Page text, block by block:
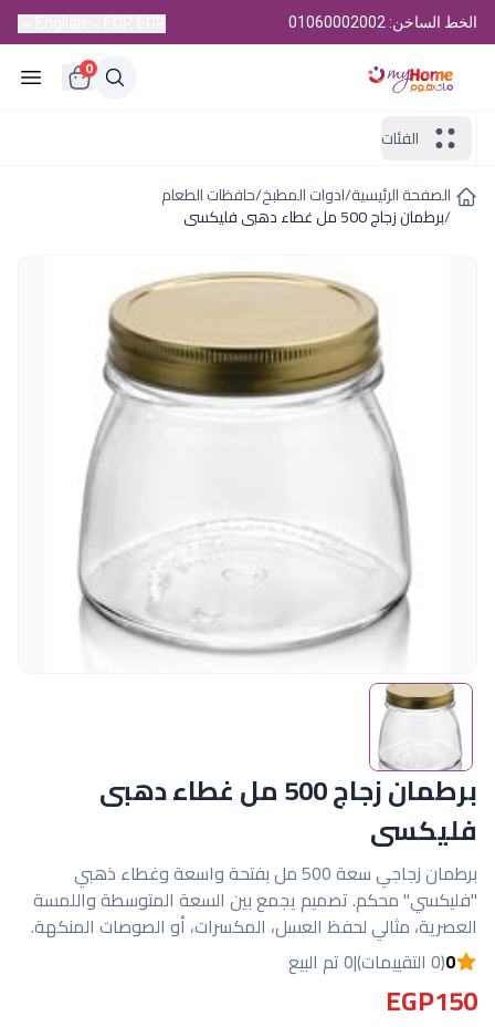
الخط الساخن: 01060002002
0
الفئات
الصفحة الرئيسية/ادوات المطبخ/حافظات الطعام
/برطمان زجاج 500 مل غطاء دهبى فليكسى
برطمان زجاج 500 مل غطاء دهبى
فليكسى
برطمان زجاجي سعة 500 مل بفتحة واسعة وغطاء ذهبي
"فليكسي" محكم. تصميم يجمع بين السعة المتوسطة واللمسة
العصرية، مثالي لحفظ العسل، المكسرات، أو الصوصات المنكهة.
0(0 التقييمات) |0 تم البيع
EGP150